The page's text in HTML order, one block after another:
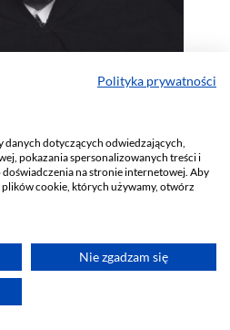
Polityka prywatności
danych dotyczących odwiedzających,
pokazania spersonalizowanych treści i
doświadczenia na stronie internetowej. Aby
cookie, których używamy, otwórz
Nie zgadzam się